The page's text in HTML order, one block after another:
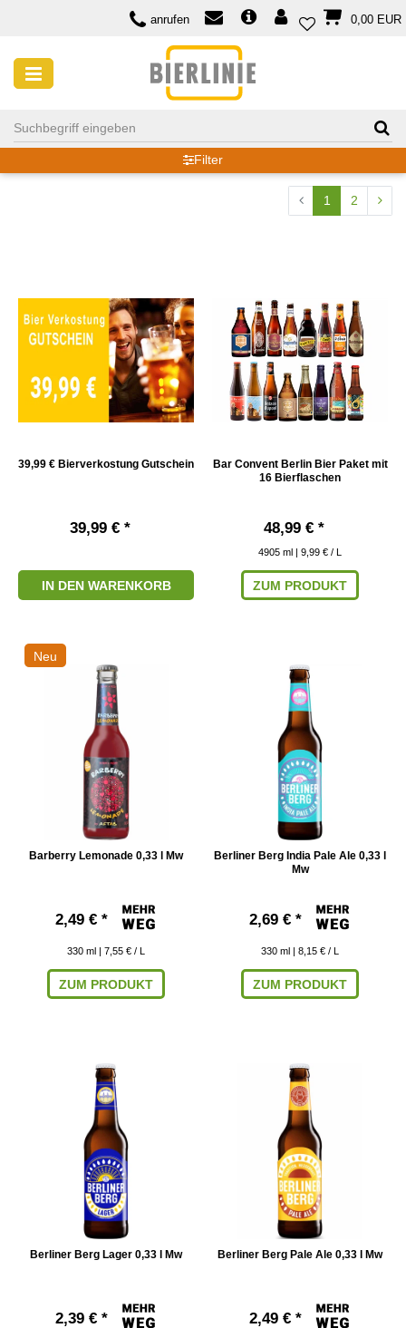
anrufen 0,00 EUR
BERLIN
Filter
1 2
39,99 € Bierverkostung Gutschein
39,99 € *
IN DEN WARENKORB
Bar Convent Berlin Bier Paket mit
16 Bierflaschen
48,99 € *
4905 ml | 9,99 € / L
ZUM PRODUKT
Neu
Barberry Lemonade 0,33 l Mw
2,49 € *
330 ml | 7,55 € / L
ZUM PRODUKT
Berliner Berg India Pale Ale 0,33 l
Mw
2,69 € *
330 ml | 8,15 € / L
ZUM PRODUKT
Berliner Berg Lager 0,33 l Mw
2,39 € *
Berliner Berg Pale Ale 0,33 l Mw
2,49 € *